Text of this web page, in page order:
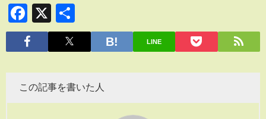
Facebook
X
有
LINE
この記事を書いた人